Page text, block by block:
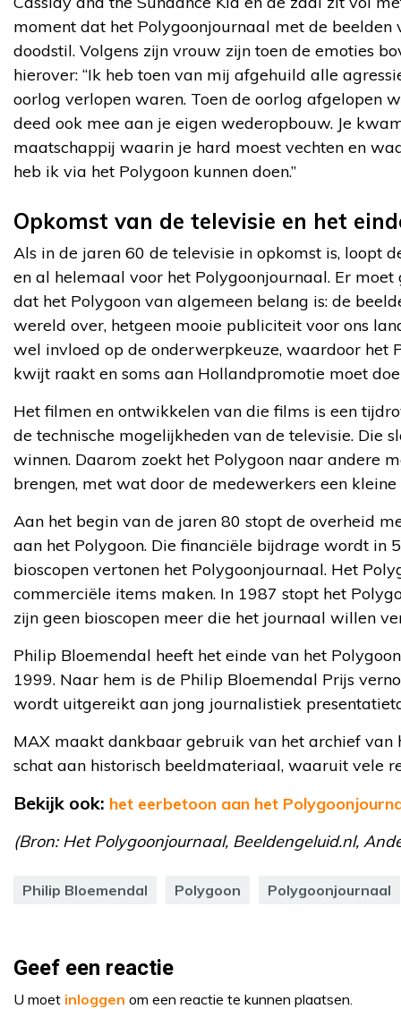
moment dat het Polygoonjournaal met de
doodstil. Volgens zijn vrouw zijn toen de emoties
hierover: “Ik heb toen van mij afgehuild alle
oorlog verlopen waren. Toen de oorlog afgelopen
deed ook mee aan je eigen wederopbouw. Je
maatschappij waarin je hard moest vechten en
heb ik via het Polygoon kunnen doen.”
Opkomst van de televisie en het
Als in de jaren 60 de televisie in opkomst is, loopt
en al helemaal voor het Polygoonjournaal. Er
dat het Polygoon van algemeen belang is: de
wereld over, hetgeen mooie publiciteit voor ons
wel invloed op de onderwerpkeuze, waardoor het
kwijt raakt en soms aan Hollandpromotie moet
Het filmen en ontwikkelen van die films is een
de technische mogelijkheden van de televisie. Die
winnen. Daarom zoekt het Polygoon naar andere
brengen, met wat door de medewerkers een
Aan het begin van de jaren 80 stopt de overheid
aan het Polygoon. Die financiële bijdrage wordt in
bioscopen vertonen het Polygoonjournaal. Het
commerciële items maken. In 1987 stopt het
zijn geen bioscopen meer die het journaal willen
Philip Bloemendal heeft het einde van het
1999. Naar hem is de Philip Bloemendal Prijs
wordt uitgereikt aan jong journalistiek
MAX maakt dankbaar gebruik van het archief van
schat aan historisch beeldmateriaal, waaruit vele
Bekijk ook: het eerbetoon aan het
(Bron: Het Polygoonjournaal, Beeldengeluid.nl,
Philip Bloemendal Polygoon Polygoonjournaal
Geef een reactie
U moet inloggen om een reactie te kunnen plaatsen.